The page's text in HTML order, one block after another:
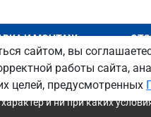
И МОНТАЖ
и ни при каких
сайтом, вы
работы сайта,
целей, предусмотренных